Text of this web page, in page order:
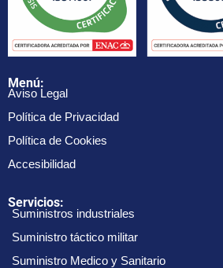
Menú:
Aviso Legal
Política de Privacidad
Política de Cookies
Accesibilidad
Servicios:
Suministros industriales
Suministro táctico militar
Suministro Medico y Sanitario